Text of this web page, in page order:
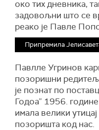
око тих дневника,
задовољни што се
реако је Павле
Припремила
Павлле Угринов
позоришни
је познат по
Годоа” 1956.
имала велики
позоришта код нас.